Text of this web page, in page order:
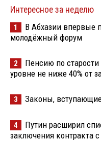
Интересное за неделю
1
В Абхазии впервые
молодёжный форум
2
Пенсию по
уровне не ниже 40% от
3 Законы,
4
Путин расширил
заключения контракта